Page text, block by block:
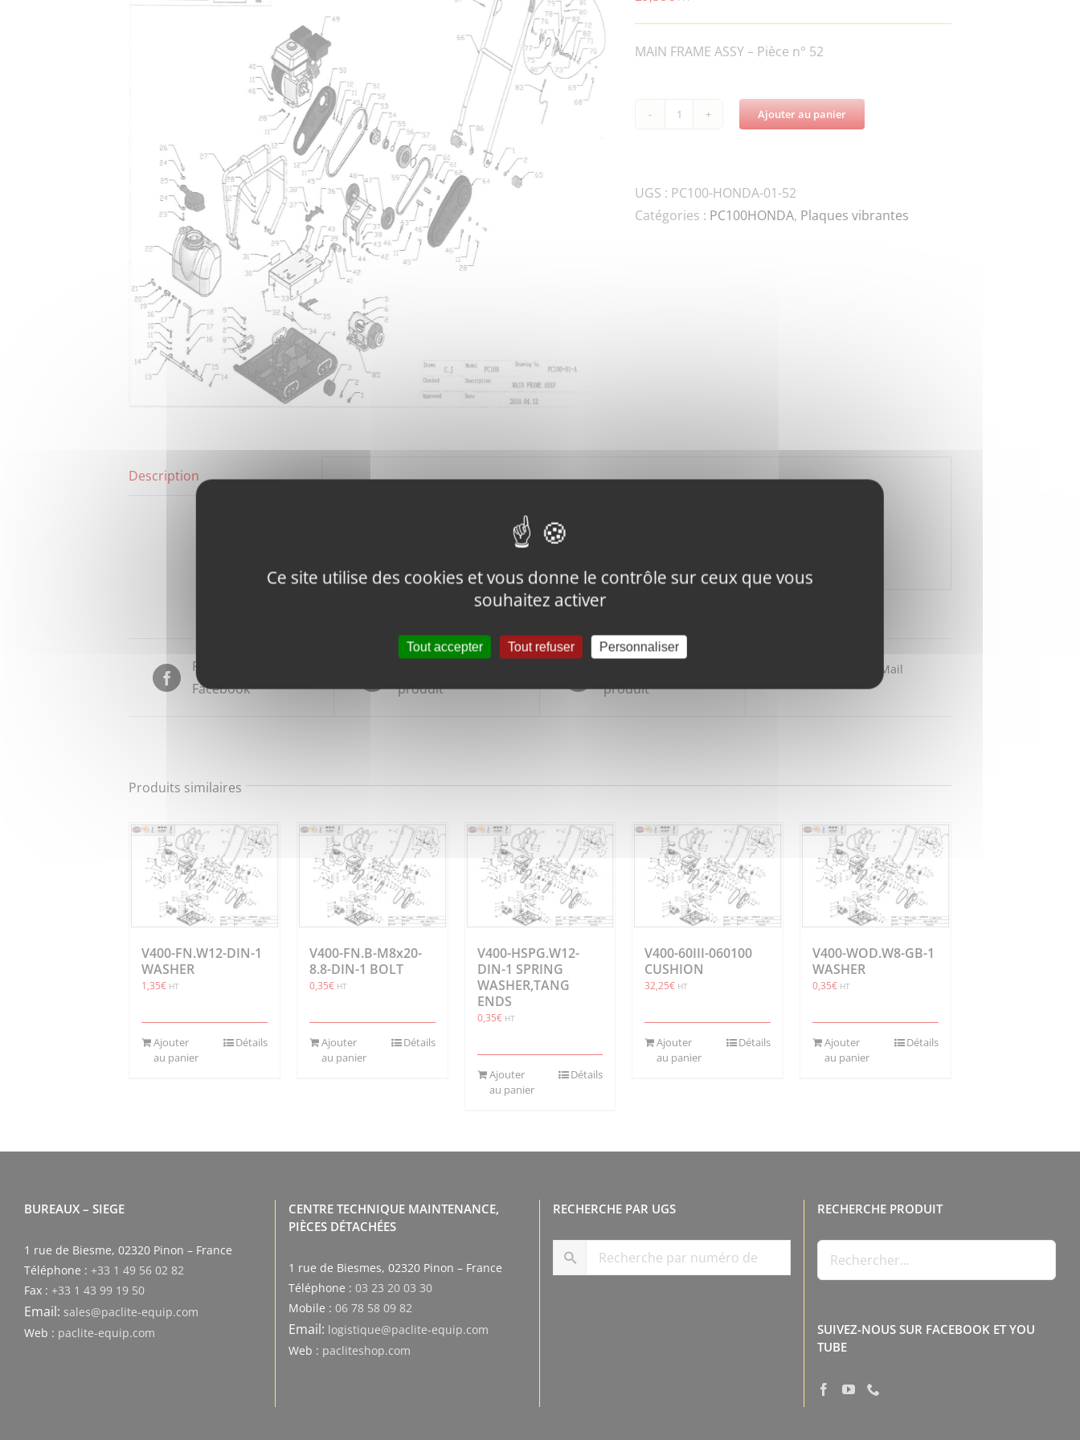
MAIN FRAME ASSY – Pièce n° 52
quantité
90P-
031700
Ajouter au panier
UGS : PC100-HONDA-01-52
Catégories : PC100HONDA, Plaques vibrantes
Description
Partager sur
Facebook
produit
produit
Partager par Mail
Produits similaires
V400-FN.W12-DIN-1
WASHER
1,35€ HT
Ajouter
au panier
Détails
V400-FN.B-M8x20-
8.8-DIN-1 BOLT
0,35€ HT
Ajouter
au panier
Détails
V400-HSPG.W12-
DIN-1 SPRING
WASHER,TANG
ENDS
0,35€ HT
Ajouter
au panier
Détails
V400-60III-060100
CUSHION
32,25€ HT
Ajouter
au panier
Détails
V400-WOD.W8-GB-1
WASHER
0,35€ HT
Ajouter
au panier
Détails
BUREAUX – SIEGE
1 rue de Biesme, 02320 Pinon – France
Téléphone : +33 1 49 56 02 82
Fax : +33 1 43 99 19 50
Email: sales@paclite-equip.com
Web : paclite-equip.com
CENTRE TECHNIQUE MAINTENANCE,
PIÈCES DÉTACHÉES
1 rue de Biesmes, 02320 Pinon – France
Téléphone : 03 23 20 03 30
Mobile : 06 78 58 09 82
Email: logistique@paclite-equip.com
Web : pacliteshop.com
RECHERCHE PAR UGS RECHERCHE PRODUIT
SUIVEZ-NOUS SUR FACEBOOK ET YOU
TUBE
Ce site utilise des cookies et vous donne le contrôle sur ceux que vous
souhaitez activer
Tout accepter Tout refuser Personnaliser